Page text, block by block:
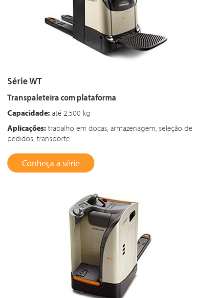
Série WT
Transpaleteira com plataforma
Capacidade: até 2.500 kg
Aplicações: trabalho em docas, armazenagem, seleção de
pedidos, transporte
Conheça a série